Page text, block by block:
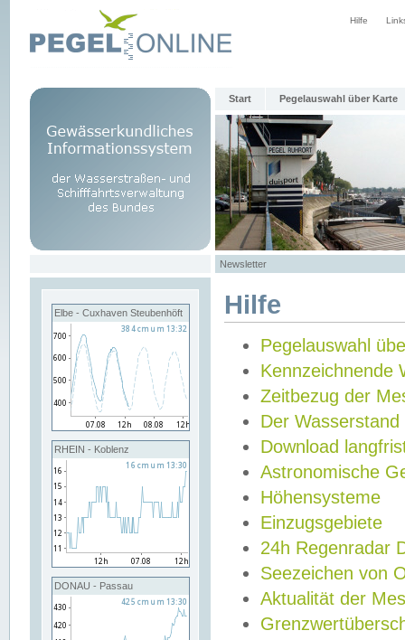
Hilfe
Start Pegelauswahl über Karte
Newsletter
Elbe - Cuxhaven Steubenhöft
RHEIN - Koblenz
DONAU - Passau
Hilfe
Pegelauswahl
Kennzeichnende
Zeitbezug der
Der Wasserstand
Download
Astronomische
Höhensysteme
Einzugsgebiete
24h Regenradar
Seezeichen von
Aktualität der